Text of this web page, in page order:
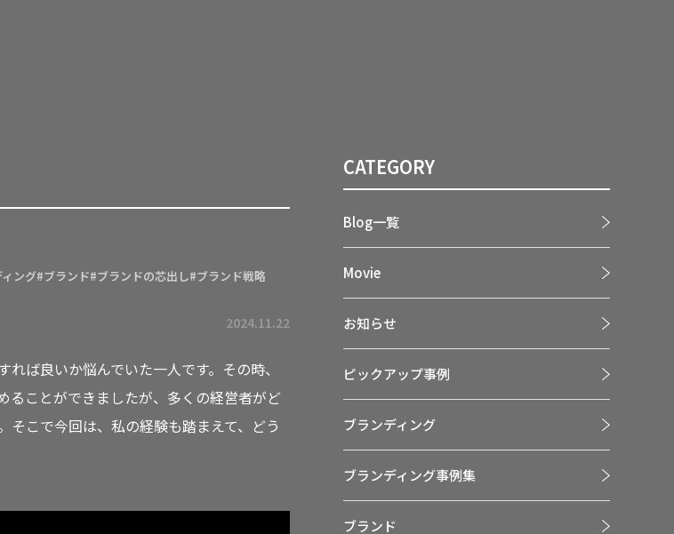
ング#ブランド#ブランドの芯出し#ブランド戦略
2024.11.22
ば良いか悩んでいた一人です。その時、
ることができましたが、多くの経営者がど
こで今回は、私の経験も踏まえて、どう
CATEGORY
Blog一覧
Movie
お知らせ
ピックアップ事例
ブランディング
ブランディング事例集
ブランド